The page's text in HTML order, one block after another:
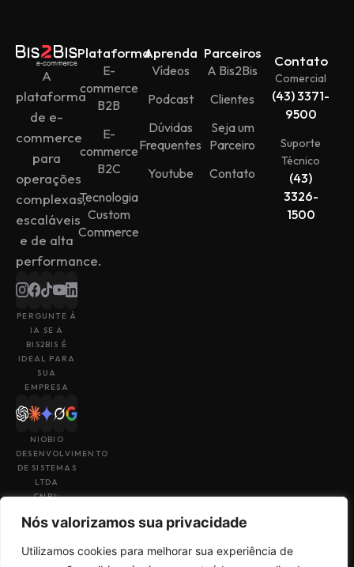
Nós valorizamos sua privacidade
Utilizamos cookies para melhorar sua experiência de
A
plataforma
de e-
commerce
para
operações
complexas,
escaláveis
e de alta
performance.
PERGUNTE À
IA SE A
BIS2BIS É
IDEAL PARA
SUA
EMPRESA
NIOBIO
DESENVOLVIMENTO
DE SISTEMAS
LTDA
CNPJ:
49
Plataforma
E-
commerce
B2B
E-
commerce
B2C
Tecnologia
Custom
Commerce
Aprenda
Vídeos
Podcast
Dúvidas
Frequentes
Youtube
Parceiros
A Bis2Bis
Clientes
Seja um
Parceiro
Contato
Contato
Comercial
(43) 3371-
9500
Suporte
Técnico
(43)
3326-
1500